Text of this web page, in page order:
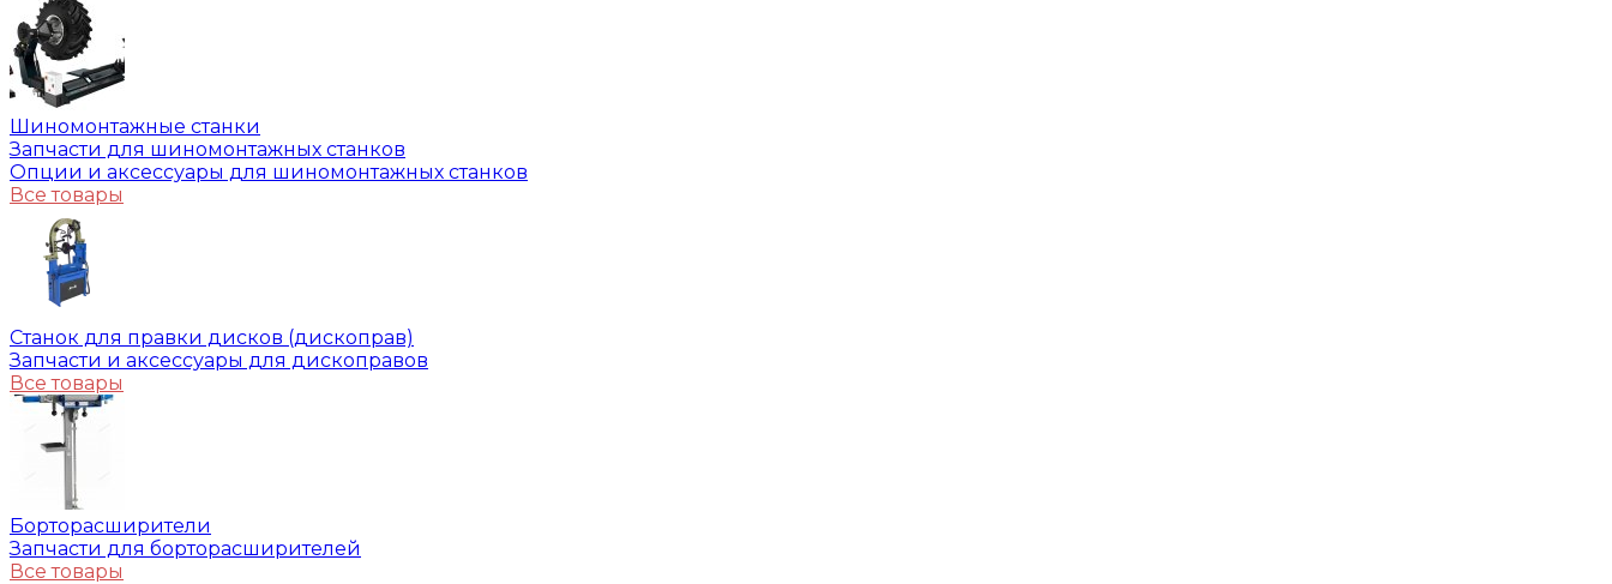
Шиномонтажные станки
Запчасти для шиномонтажных станков
Опции и аксессуары для шиномонтажных станков
Все товары
Станок для правки дисков (дископрав)
Запчасти и аксессуары для дископравов
Все товары
Борторасширители
Запчасти для борторасширителей
Все товары